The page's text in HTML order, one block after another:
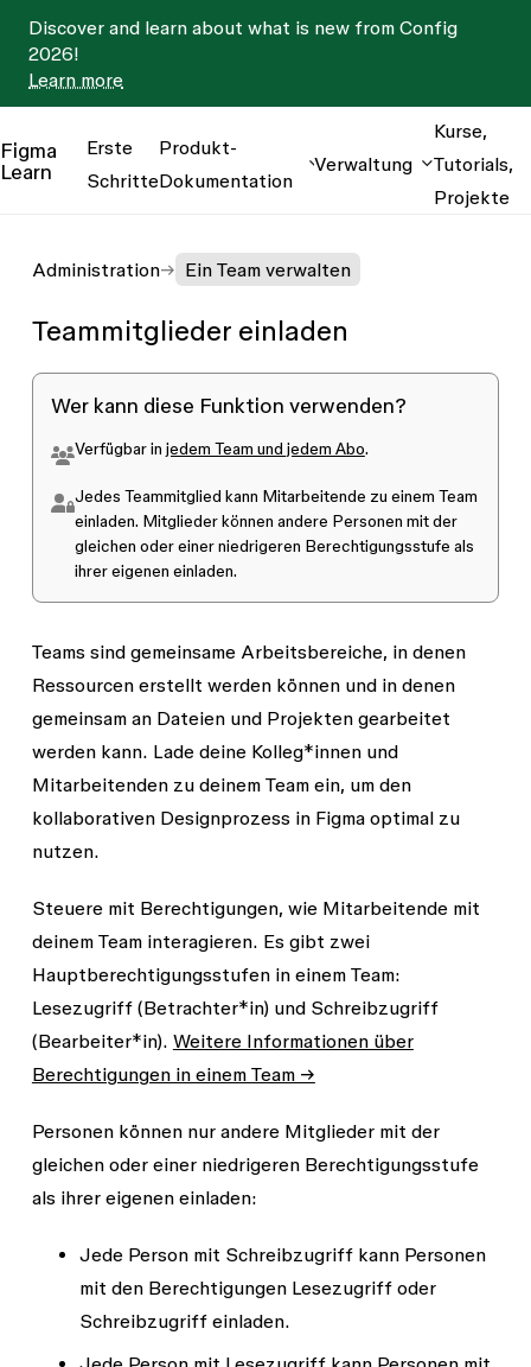
Discover and learn about what is new from Config
2026!
Learn more
Figma
Learn
Erste
Schritte
Produkt-
Dokumentation
Verwaltung
Kurse,
Tutorials,
Projekte
Administration Ein Team verwalten
Teammitglieder einladen
Wer kann diese Funktion verwenden?
Verfügbar in jedem Team und jedem Abo.
Jedes Teammitglied kann Mitarbeitende zu einem Team
einladen. Mitglieder können andere Personen mit der
gleichen oder einer niedrigeren Berechtigungsstufe als
ihrer eigenen einladen.
Teams sind gemeinsame Arbeitsbereiche, in denen
Ressourcen erstellt werden können und in denen
gemeinsam an Dateien und Projekten gearbeitet
werden kann. Lade deine Kolleg*innen und
Mitarbeitenden zu deinem Team ein, um den
kollaborativen Designprozess in Figma optimal zu
nutzen.
Steuere mit Berechtigungen, wie Mitarbeitende mit
deinem Team interagieren. Es gibt zwei
Hauptberechtigungsstufen in einem Team:
Lesezugriff(Betrachter*in) und Schreibzugriff
(Bearbeiter*in). Weitere Informationen über
Berechtigungen in einem Team →
Personen können nur andere Mitglieder mit der
gleichen oder einer niedrigeren Berechtigungsstufe
als ihrer eigenen einladen:
Jede Person mit Schreibzugriffkann Personen
mit den Berechtigungen Lesezugriffoder
Schreibzugriffeinladen.